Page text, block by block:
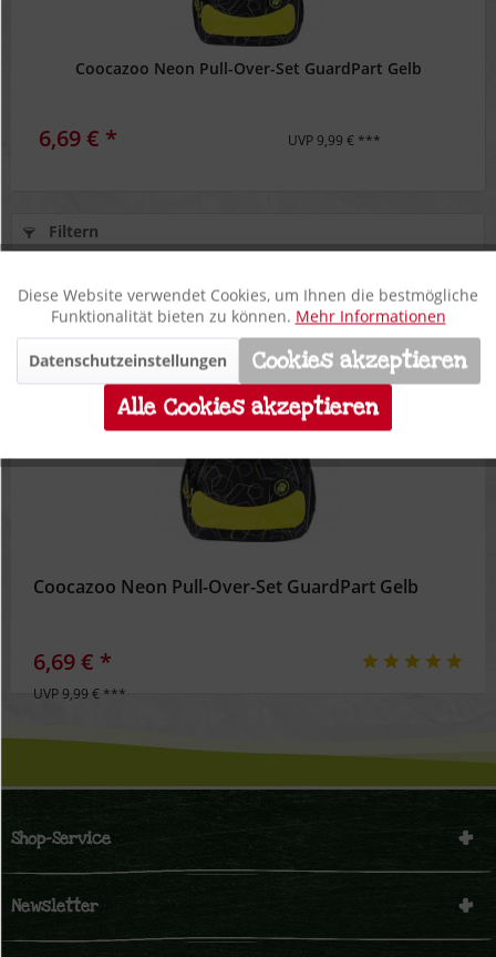
Coocazoo Neon Pull-Over-Set GuardPart Gelb
6,69 € * UVP 9,99 € ***
Filtern
33%**
Coocazoo Neon Pull-Over-Set GuardPart Gelb
6,69 € *
UVP 9,99 € ***
Shop-Service
Newsletter
Funktionale Aktiv
Marketing Inaktiv
Inaktiv
Diese Website verwendet Cookies, um Ihnen die bestmögliche
Funktionalität bieten zu können. Mehr Informationen
Datenschutzeinstellungen
Cookies akzeptieren
Alle Cookies akzeptieren